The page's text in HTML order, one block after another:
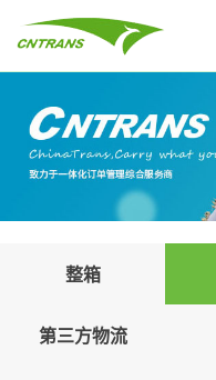
整箱
第三方物流